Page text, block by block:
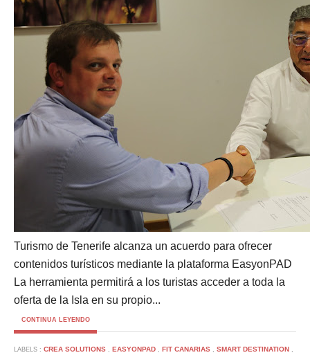
Turismo de Tenerife alcanza un acuerdo para ofrecer
contenidos turísticos mediante la plataforma EasyonPAD
La herramienta permitirá a los turistas acceder a toda la
oferta de la Isla en su propio...
CONTINUA LEYENDO
LABELS : CREA SOLUTIONS , EASYONPAD , FIT CANARIAS , SMART DESTINATION ,